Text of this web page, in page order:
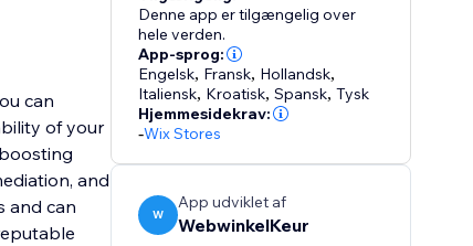
can
of your
and
and can
Denne app er tilgængelig over
hele verden.
App-sprog:
Engelsk, Fransk, Hollandsk,
Italiensk, Kroatisk,Spansk,Tysk
Hjemmesidekrav:
-Wix Stores
W
App udviklet af
WebwinkelKeur